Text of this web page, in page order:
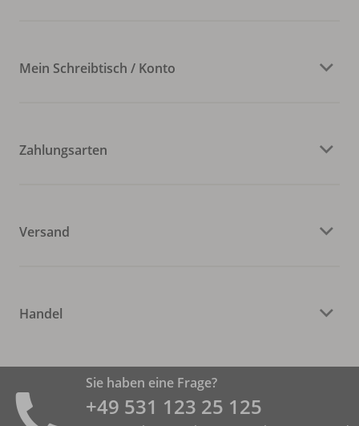
Mein Schreibtisch / Konto
Zahlungsarten
Versand
Handel
Sie haben eine Frage?
+49 531 ­123 25 125